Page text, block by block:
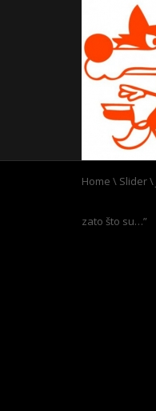
Home \ Slider\
zato što su…”